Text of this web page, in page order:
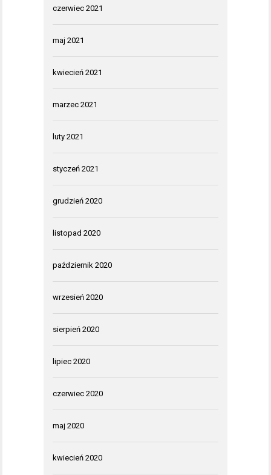
czerwiec 2021
maj 2021
kwiecień 2021
marzec 2021
luty 2021
styczeń 2021
grudzień 2020
listopad 2020
październik 2020
wrzesień 2020
sierpień 2020
lipiec 2020
czerwiec 2020
maj 2020
kwiecień 2020